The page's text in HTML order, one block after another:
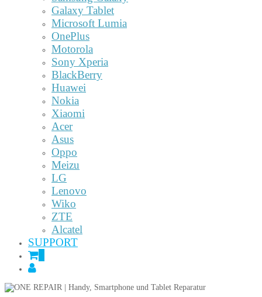
Galaxy Tablet
Microsoft Lumia
OnePlus
Motorola
Sony Xperia
BlackBerry
Huawei
Nokia
Xiaomi
Acer
Asus
Oppo
Meizu
LG
Lenovo
Wiko
ZTE
Alcatel
SUPPORT